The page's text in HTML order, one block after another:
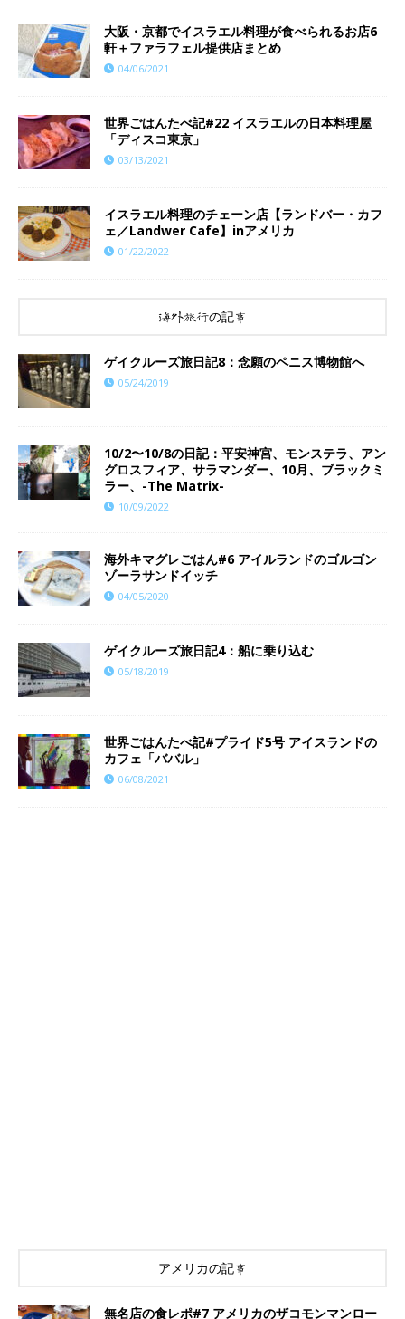
大阪・京都でイスラエル料理が食べられるお店6
軒＋ファラフェル提供店まとめ
04/06/2021
世界ごはんたべ記#22 イスラエルの日本料理屋
「ディスコ東京」
03/13/2021
イスラエル料理のチェーン店【ランドバー・カフ
ェ／Landwer Cafe】inアメリカ
01/22/2022
海外旅行の記事
ゲイクルーズ旅日記8：念願のペニス博物館へ
05/24/2019
10/2〜10/8の日記：平安神宮、モンステラ、アン
グロスフィア、サラマンダー、10月、ブラックミ
ラー、-The Matrix-
10/09/2022
海外キマグレごはん#6 アイルランドのゴルゴン
ゾーラサンドイッチ
04/05/2020
ゲイクルーズ旅日記4：船に乗り込む
05/18/2019
世界ごはんたべ記#プライド5号 アイスランドの
カフェ「ババル」
06/08/2021
アメリカの記事
​​無名店の食レポ#7 アメリカのザコモンマンロー